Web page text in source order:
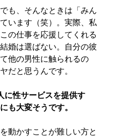
も、そんなときは「みん
います（笑）。実際、私
の仕事を応援してくれる
婚は選ばない。自分の彼
他の男性に触られるの
だと思うんです。
性サービスを提供す
も大変そうです。
動かすことが難しい方と